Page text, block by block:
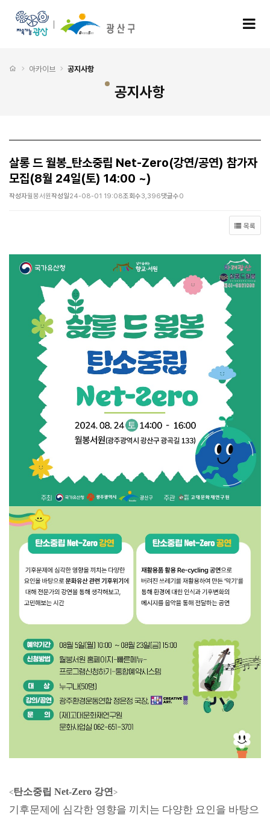
처음으로
아카이브 공지사항
공지사항
살롱 드 월봉_탄소중립 Net-Zero(강연/공연) 참가자
모집(8월 24일(토) 14:00 ~)
작성자월봉서원작성일24-08-01 19:08조회수3,396댓글수0
목록
<탄소중립 Net-Zero 강연 >
기후문제에 심각한 영향을 끼치는 다양한 요인을 바탕으